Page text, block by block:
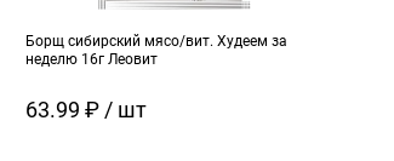
Борщ сибирский мясо/вит. Худеем за
неделю 16г Леовит
63.99 ₽ / шт